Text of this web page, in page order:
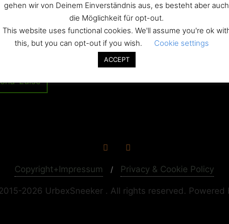
Luise
Copyright+Impressum Privacy & Cookie Policy
2026 UrbexSneeker . All rights reserved. Powered
gehen wir von Deinem Einverständnis aus, es besteht aber auch
die Möglichkeit für opt-out.
This website uses functional cookies. We'll assume you're ok
this, but you can opt-out if you wish.
Cookie settings
ACCEPT